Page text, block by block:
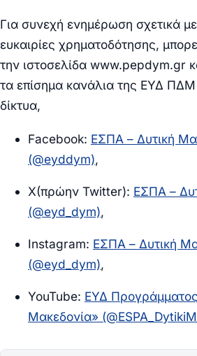
Για συνεχή ενημέρωση σχετικά με
ευκαιρίες χρηματοδότησης,
την ιστοσελίδα www.pepdym.gr
τα επίσημα κανάλια της ΕΥΔ ΠΔΜ
δίκτυα,
Facebook: ΕΣΠΑ – Δυτική
(@eyddym),
X(πρώην Twitter): ΕΣΠΑ –
(@eyd_dym),
Instagram: ΕΣΠΑ – Δυτική
(@eyd_dym),
YouTube: ΕΥΔ
Μακεδονία»